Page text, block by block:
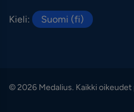
Kieli: Suomi (fi)
© 2026 Medalius. Kaikki oikeudet